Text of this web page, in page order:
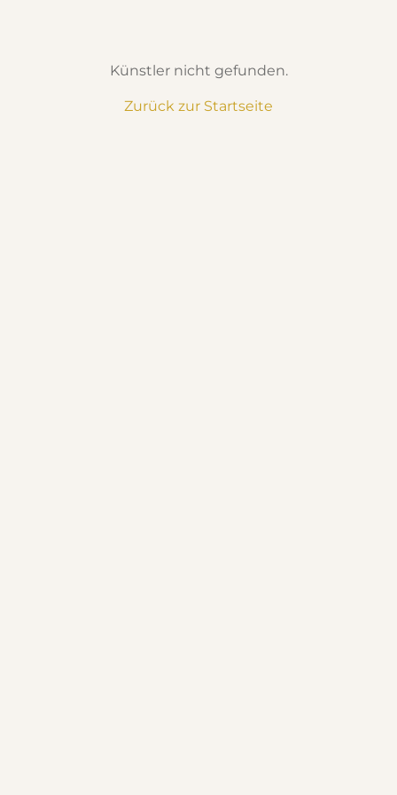
Künstler nicht gefunden.
Zurück zur Startseite